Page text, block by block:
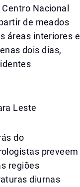
Nacional
de meados
áreas interiores e
dois dias,
Leste
do
preveem
regiões
diurnas